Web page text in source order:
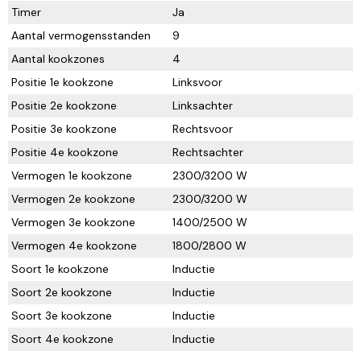
Timer
Ja
Aantal vermogensstanden
9
Aantal kookzones
4
Positie 1e kookzone
Linksvoor
Positie 2e kookzone
Linksachter
Positie 3e kookzone
Rechtsvoor
Positie 4e kookzone
Rechtsachter
Vermogen 1e kookzone
2300/3200 W
Vermogen 2e kookzone
2300/3200 W
Vermogen 3e kookzone
1400/2500 W
Vermogen 4e kookzone
1800/2800 W
Soort 1e kookzone
Inductie
Soort 2e kookzone
Inductie
Soort 3e kookzone
Inductie
Soort 4e kookzone
Inductie